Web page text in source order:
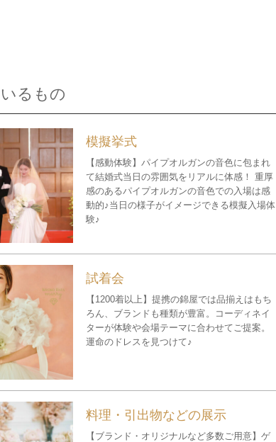
るもの
模擬挙式
【感動体験】パイプオルガンの音色に包まれ
て結婚式当日の雰囲気をリアルに体感！ 重厚
感のあるパイプオルガンの音色での入場は感
動的♪当日の様子がイメージできる模擬入場体
験♪
試着会
【1200着以上】提携の錦屋では品揃えはもち
ろん、ブランドも種類が豊富。コーディネイ
ターが体験や会場テーマに合わせてご提案。
運命のドレスを見つけて♪
料理・引出物などの展示
【ブランド・オリジナルなど多数ご用意】ゲ